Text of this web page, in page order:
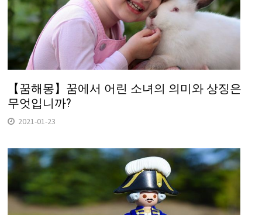
【꿈해몽】꿈에서 어린 소녀의 의미와 상징은
무엇입니까?
2021-01-23